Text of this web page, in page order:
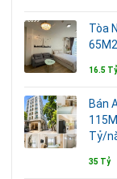
Tòa
16.5 Tỷ
Bán
Tỷ/
35 Tỷ